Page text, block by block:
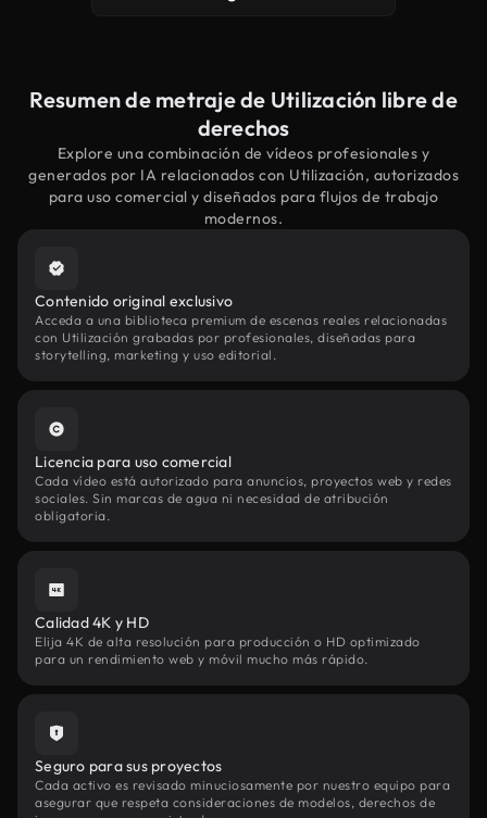
Resumen de metraje de Utilización libre de
derechos
Explore una combinación de vídeos profesionales y
generados por IA relacionados con Utilización, autorizados
para uso comercial y diseñados para flujos de trabajo
modernos.
Contenido original exclusivo
Acceda a una biblioteca premium de escenas reales relacionadas
con Utilización grabadas por profesionales, diseñadas para
storytelling, marketing y uso editorial.
Licencia para uso comercial
Cada vídeo está autorizado para anuncios, proyectos web y redes
sociales. Sin marcas de agua ni necesidad de atribución
obligatoria.
Calidad 4K y HD
Elija 4K de alta resolución para producción o HD optimizado
para un rendimiento web y móvil mucho más rápido.
Seguro para sus proyectos
Cada activo es revisado minuciosamente por nuestro equipo para
asegurar que respeta consideraciones de modelos, derechos de